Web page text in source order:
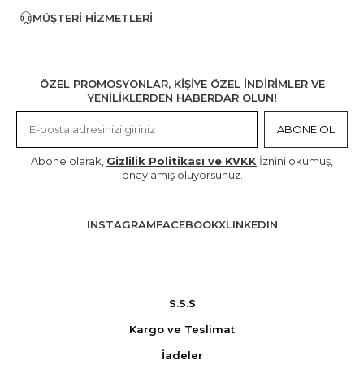
MÜŞTERI HIZMETLERI
ÖZEL PROMOSYONLAR, KİŞİYE ÖZEL İNDİRİMLER VE
YENİLİKLERDEN HABERDAR OLUN!
ABONE OL
Abone olarak, Gizlilik Politikası ve KVKK İznini okumuş,
onaylamış oluyorsunuz.
INSTAGRAMFACEBOOKXLINKEDIN
S.S.S
Kargo ve Teslimat
İadeler